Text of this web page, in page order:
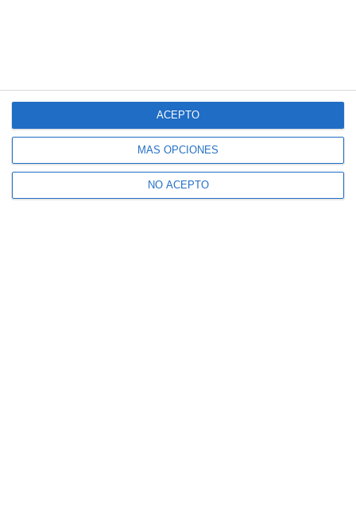
MÁS OPCIONES
NO ACEPTO
ACEPTO